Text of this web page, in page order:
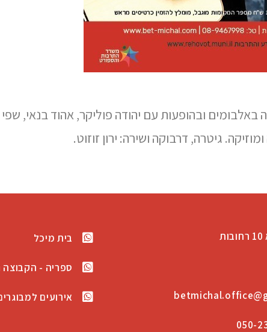
ובהופעות עם יהודה פוליקר, אהוד בנאי, שפי
גיטרה, דרבוקה ושירה: ירון זוזוט.
בית מיכל
ספריה -
אירועים